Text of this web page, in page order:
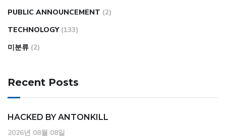
PUBLIC ANNOUNCEMENT (2)
TECHNOLOGY (133)
미분류 (2)
Recent Posts
HACKED BY ANTONKILL
2026년 08월 08일